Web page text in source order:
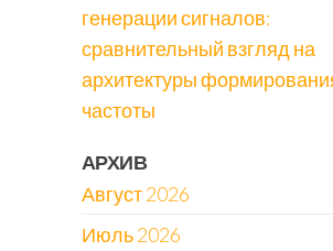
генерации сигналов:
сравнительный взгляд на
архитектуры
частоты
АРХИВ
Август 2026
Июль 2026